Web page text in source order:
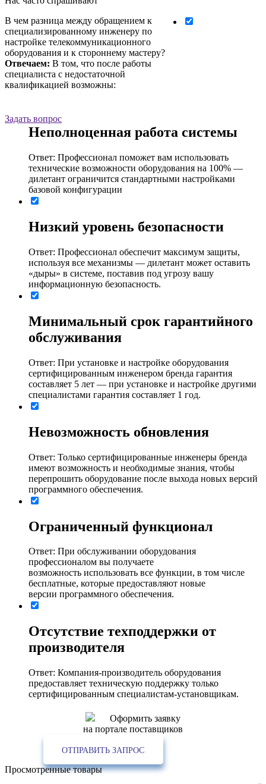
В чем разница между обращением к
специализированному инженеру по
настройке телекоммуникационного
оборудования и к стороннему мастеру?
Отвечаем: В том, что после работы
специалиста с недостаточной
квалификацией возможны:
Задать вопрос
Неполноценная работа системы
Ответ: Профессионал поможет вам использовать
технические возможности оборудования на 100% ―
дилетант ограничится стандартными настройками
базовой конфигурации
Низкий уровень безопасности
Ответ: Профессионал обеспечит максимум защиты,
используя все механизмы ― дилетант может оставить
«дыры» в системе, поставив под угрозу вашу
информационную безопасность.
Минимальный срок гарантийного
обслуживания
Ответ: При установке и настройке оборудования
сертифицированным инженером бренда гарантия
составляет 5 лет ― при установке и настройке другими
специалистами гарантия составляет 1 год.
Невозможность обновления
Ответ: Только сертифицированные инженеры бренда
имеют возможность и необходимые знания, чтобы
перепрошить оборудование после выхода новых версий
программного обеспечения.
Ограниченный функционал
Ответ: При обслуживании оборудования
профессионалом вы получаете
возможность использовать все функции, в том числе
бесплатные, которые предоставляют новые
версии программного обеспечения.
Отсутствие техподдержки от
производителя
Ответ: Компания-производитель оборудования
предоставляет техническую поддержку только
сертифицированным специалистам-установщикам.
Оформить заявку
на портале поставщиков
ОТПРАВИТЬ ЗАПРОС
Просмотренные товары